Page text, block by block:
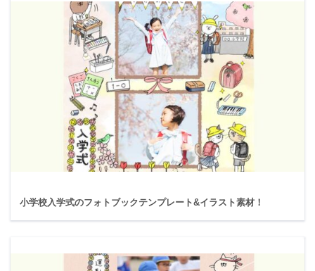
小学校入学式のフォトブックテンプレート&イラスト素材！